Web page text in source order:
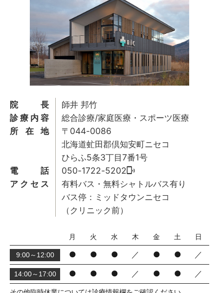
院長
師井 邦竹
診療内容
総合診療/家庭医療・スポーツ医療
所在地
〒044-0086
北海道虻田郡倶知安町ニセコ
ひらふ5条3丁目7番1号
電話
050-1722-5202
アクセス
有料バス・無料シャトルバス有り
バス停：ミッドタウンニセコ
（クリニック前）
月 火 水 木 金 土 日
9:00～12:00 ● ● ● ／ ● ● ／
14:00～17:00 ● ● ● ／ ● ● ／